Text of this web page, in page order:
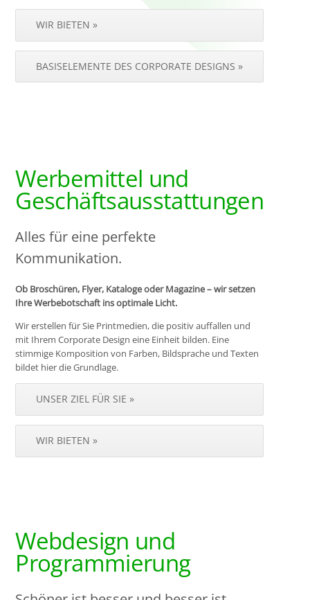
WIR BIETEN »
BASISELEMENTE DES CORPORATE DESIGNS »
Werbemittel und
Geschäftsausstattungen
Alles für eine perfekte
Kommunikation.
Ob Broschüren, Flyer, Kataloge oder Magazine – wir setzen
Ihre Werbebotschaft ins optimale Licht.
Wir erstellen für Sie Printmedien, die positiv auffallen und
mit Ihrem Corporate Design eine Einheit bilden. Eine
stimmige Komposition von Farben, Bildsprache und Texten
bildet hier die Grundlage.
UNSER ZIEL FÜR SIE »
WIR BIETEN »
Webdesign und
Programmierung